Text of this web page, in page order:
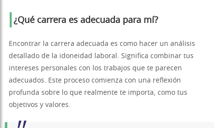
¿Qué carrera es adecuada para mí?
Encontrar la carrera adecuada es como hacer un análisis
detallado de la idoneidad laboral. Significa combinar tus
intereses personales con los trabajos que te parecen
adecuados. Este proceso comienza con una reflexión
profunda sobre lo que realmente te importa, como tus
objetivos y valores.